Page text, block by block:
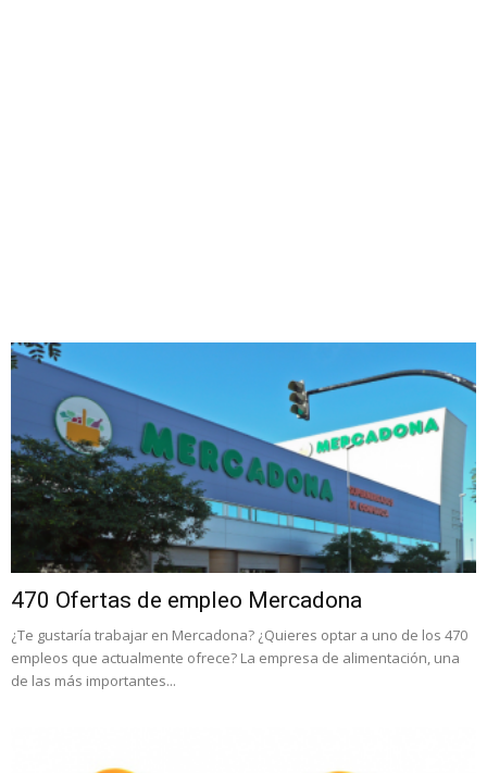
470 Ofertas de empleo Mercadona
¿Te gustaría trabajar en Mercadona? ¿Quieres optar a uno de los 470
empleos que actualmente ofrece? La empresa de alimentación, una
de las más importantes...